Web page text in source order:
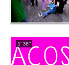
1' 38''